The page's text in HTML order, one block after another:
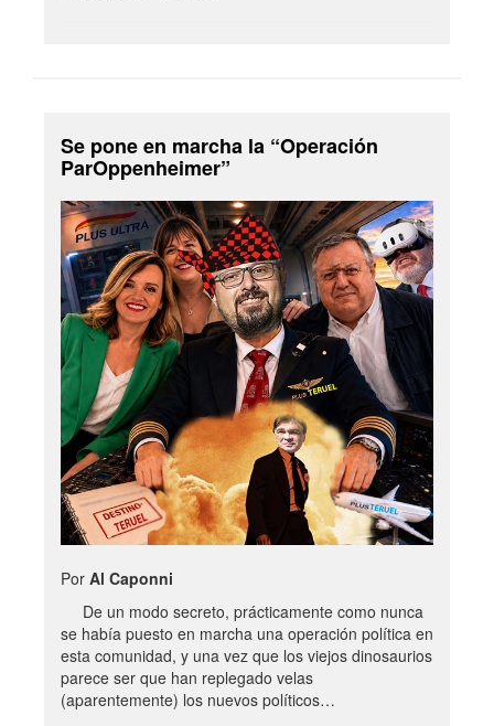
Se pone en marcha la “Operación
ParOppenheimer”
Por Al Caponni
De un modo secreto, prácticamente como nunca
se había puesto en marcha una operación política en
esta comunidad, y una vez que los viejos dinosaurios
parece ser que han replegado velas
(aparentemente) los nuevos políticos…